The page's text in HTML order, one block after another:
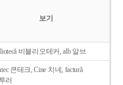
보기
비블리오테커, alb 알브
큰테크, Cine 치네, facturǎ
러